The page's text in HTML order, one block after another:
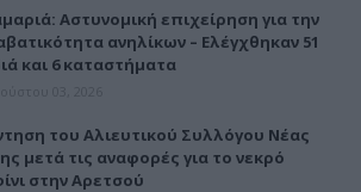
Αστυνομική επιχείρηση για την
ανηλίκων – Ελέγχθηκαν 51
και 6 καταστήματα
του Αλιευτικού Συλλόγου Νέας
μετά τις αναφορές για το νεκρό
στην Αρετσού